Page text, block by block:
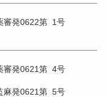
審発0622第 1号
審発0621第 4号
麻発0621第 5号